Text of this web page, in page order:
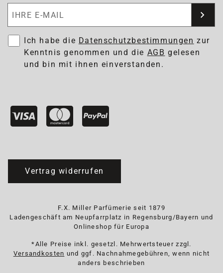
Ich habe die Datenschutzbestimmungen zur
Kenntnis genommen und die AGB gelesen
und bin mit ihnen einverstanden.
Vertrag widerrufen
F.X. Miller Parfümerie seit 1879
Ladengeschäft am Neupfarrplatz in Regensburg/Bayern und
Onlineshop für Europa
*Alle Preise inkl. gesetzl. Mehrwertsteuer zzgl.
Versandkosten und ggf. Nachnahmegebühren, wenn nicht
anders beschrieben